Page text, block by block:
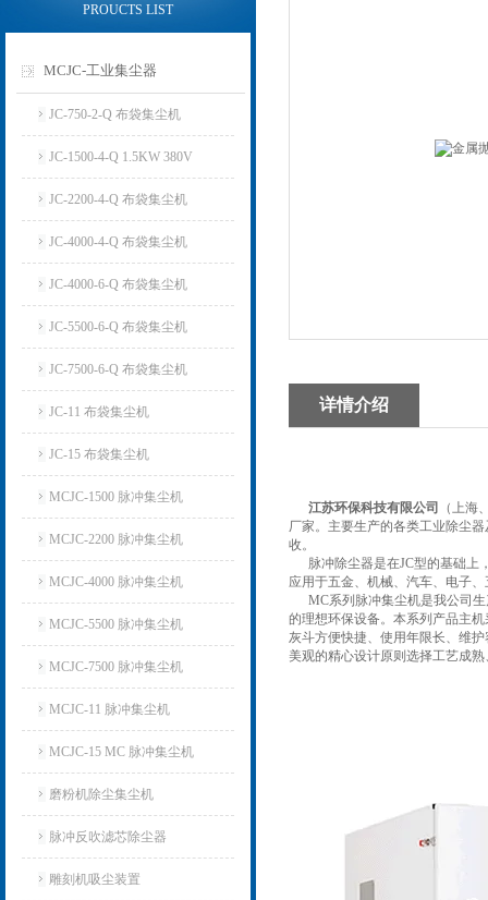
PROUCTS LIST
MCJC-工业集尘器
JC-750-2-Q 布袋集尘机
JC-1500-4-Q 1.5KW 380V
JC-2200-4-Q 布袋集尘机
JC-4000-4-Q 布袋集尘机
JC-4000-6-Q 布袋集尘机
JC-5500-6-Q 布袋集尘机
JC-7500-6-Q 布袋集尘机
JC-11 布袋集尘机
JC-15 布袋集尘机
MCJC-1500 脉冲集尘机
MCJC-2200 脉冲集尘机
MCJC-4000 脉冲集尘机
MCJC-5500 脉冲集尘机
MCJC-7500 脉冲集尘机
MCJC-11 脉冲集尘机
MCJC-15 MC 脉冲集尘机
磨粉机除尘集尘机
脉冲反吹滤芯除尘器
雕刻机吸尘装置
详情介绍
江苏环保科技有限公司
（上
厂家。主要生产的各类工业除尘
收。
脉冲除尘器是在JC型的基础上
应用于五金、机械、汽车、电子
MC系列脉冲集尘机是我公司
的理想环保设备。 本系列产品主
灰斗方便快捷、使用年限长、维
美观的精心设计原则选择工艺成